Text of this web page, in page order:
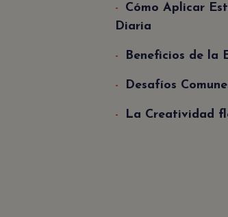
Cómo Aplicar
Diaria
Beneficios de la
Desafíos
La Creatividad